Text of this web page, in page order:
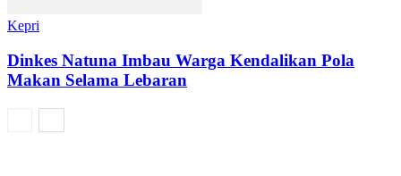
Kepri
Dinkes Natuna Imbau Warga Kendalikan Pola
Makan Selama Lebaran